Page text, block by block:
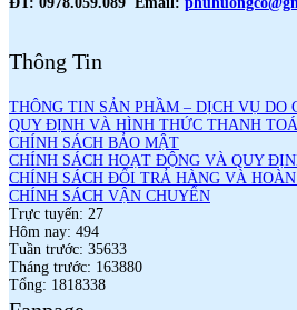
Thông Tin
THÔNG TIN SẢN PHẦM – DỊCH VỤ DO
QUY ĐỊNH VÀ HÌNH THỨC THANH
CHÍNH SÁCH BẢO MẬT
CHÍNH SÁCH HOẠT ĐỘNG VÀ QUY
CHÍNH SÁCH ĐỔI TRẢ HÀNG VÀ
CHÍNH SÁCH VẬN CHUYỂN
Trực tuyến: 27
Hôm nay: 494
Tuần trước: 35633
Tháng trước: 163880
Tổng: 1818338